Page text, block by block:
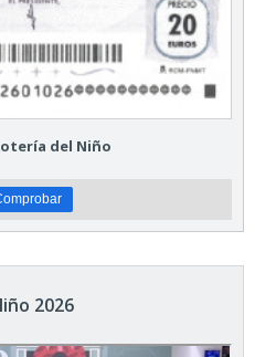
del Niño
2026